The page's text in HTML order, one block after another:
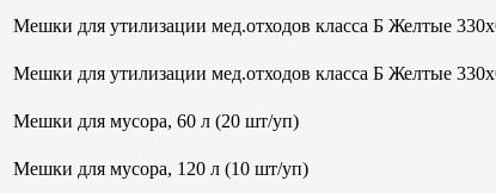
Мешки для утилизации мед.отходов класса Б Желтые
Мешки для утилизации мед.отходов класса Б Желтые
Мешки для мусора, 60 л (20 шт/уп)
Мешки для мусора, 120 л (10 шт/уп)